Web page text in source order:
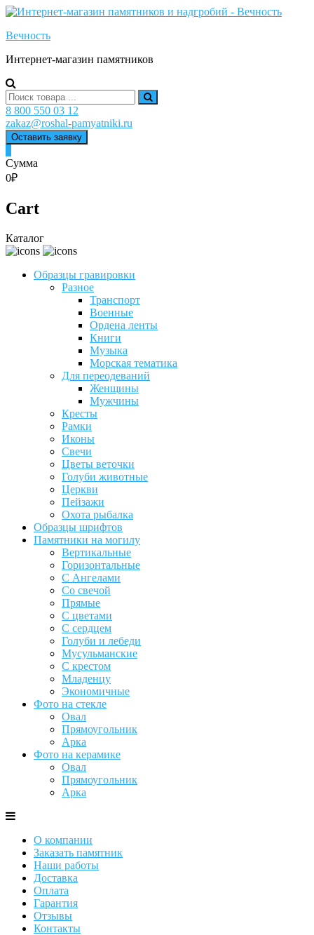
Skip
content
Вечность
Интернет-магазин памятников
Search
for:
8 800 550 03 12
zakaz@roshal-pamyatniki.ru
Оставить заявку
Сумма
0₽
Cart
Каталог
Образцы гравировки
Разное
Транспорт
Военные
Ордена ленты
Книги
Музыка
Морская тематика
Для переодеваний
Женщины
Мужчины
Кресты
Рамки
Иконы
Свечи
Цветы веточки
Голуби животные
Церкви
Пейзажи
Охота рыбалка
Образцы шрифтов
Памятники на могилу
Вертикальные
Горизонтальные
С Ангелами
Со свечой
Прямые
С цветами
С сердцем
Голуби и лебеди
Мусульманские
С крестом
Младенцу
Экономичные
Фото на стекле
Овал
Прямоугольник
Арка
Фото на керамике
Овал
Прямоугольник
Арка
О компании
Заказать памятник
Наши работы
Доставка
Оплата
Гарантия
Отзывы
Контакты